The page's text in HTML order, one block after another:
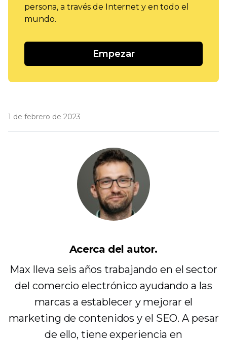
persona, a través de Internet y en todo el
mundo.
Empezar
1 de febrero de 2023
Acerca del autor.
Max lleva seis años trabajando en el sector
del comercio electrónico ayudando a las
marcas a establecer y mejorar el
marketing de contenidos y el SEO. A pesar
de ello, tiene experiencia en